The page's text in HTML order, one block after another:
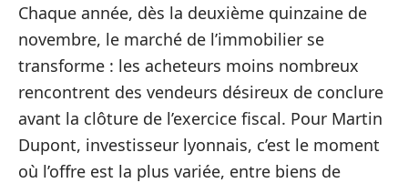
Chaque année, dès la deuxième quinzaine de
novembre, le marché de l’immobilier se
transforme : les acheteurs moins nombreux
rencontrent des vendeurs désireux de conclure
avant la clôture de l’exercice fiscal. Pour Martin
Dupont, investisseur lyonnais, c’est le moment
où l’offre est la plus variée, entre biens de